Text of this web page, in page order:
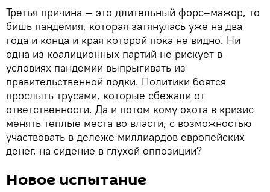
Третья причина — это длительный форс–мажор, то
бишь пандемия, которая затянулась уже на два
года и конца и края которой пока не видно. Ни
одна из коалиционных партий не рискует в
условиях пандемии выпрыгивать из
правительственной лодки. Политики боятся
прослыть трусами, которые сбежали от
ответственности. Да и потом кому охота в кризис
менять теплые места во власти, с возможностью
участвовать в дележе миллиардов европейских
денег, на сидение в глухой оппозиции?
Новое испытание